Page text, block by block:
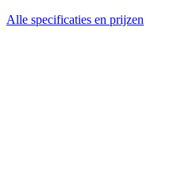
Alle specificaties en prijzen